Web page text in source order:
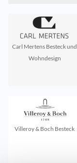
Carl Mertens Besteck und
Wohndesign
Villeroy & Boch Besteck